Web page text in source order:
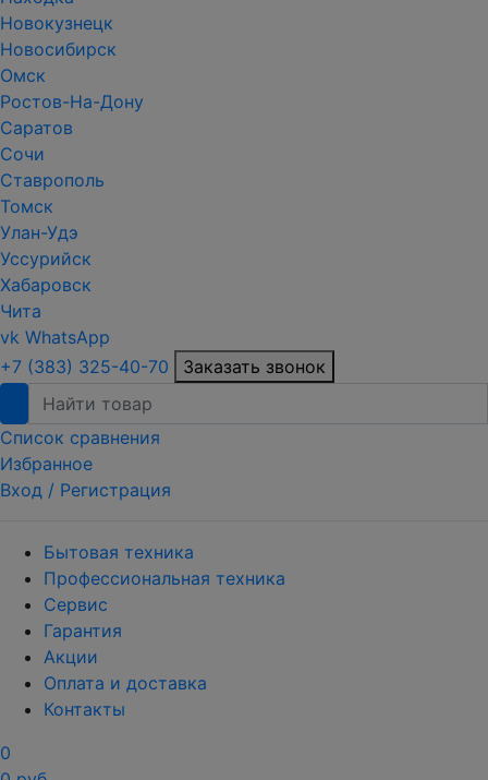
Новокузнецк
Новосибирск
Омск
Ростов-На-Дону
Саратов
Сочи
Ставрополь
Томск
Улан-Удэ
Уссурийск
Хабаровск
Чита
vk WhatsApp
+7 (383) 325-40-70
Заказать звонок
Список сравнения
Избранное
Вход / Регистрация
Бытовая техника
Профессиональная техника
Сервис
Гарантия
Акции
Оплата и доставка
Контакты
0